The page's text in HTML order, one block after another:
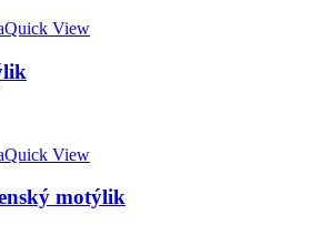
Quick View
Quick View
motýlik